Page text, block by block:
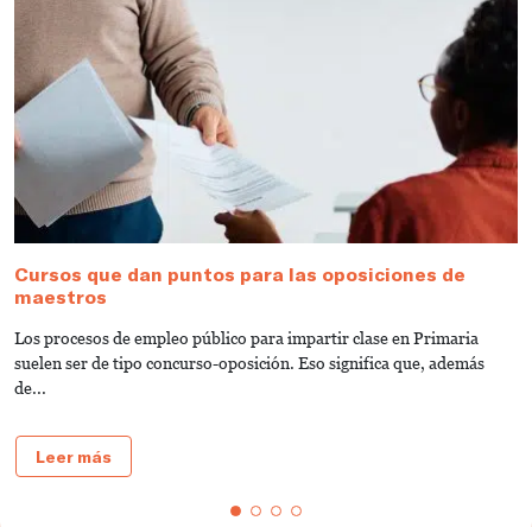
Cursos que dan puntos para las oposiciones de
maestros
Los procesos de empleo público para impartir clase en Primaria
suelen ser de tipo concurso-oposición. Eso significa que, además
de...
Leer más